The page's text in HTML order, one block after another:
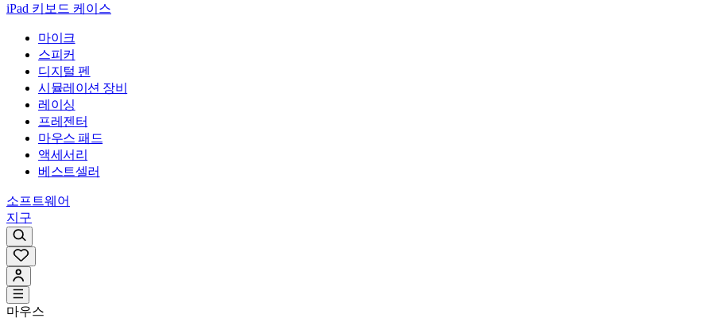
iPad 키보드 케이스
마이크
스피커
디지털 펜
시뮬레이션 장비
레이싱
프레젠터
마우스 패드
액세서리
베스트셀러
소프트웨어
지구
마우스